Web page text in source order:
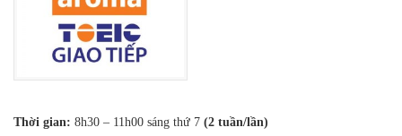
Thời gian: 8h30 – 11h00 sáng thứ 7 (2 tuần/lần)